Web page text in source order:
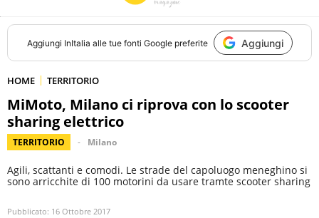
Aggiungi InItalia alle tue fonti Google preferite Aggiungi
HOME TERRITORIO
MiMoto, Milano ci riprova con lo scooter
sharing elettrico
TERRITORIO Milano
Agili, scattanti e comodi. Le strade del capoluogo meneghino si
sono arricchite di 100 motorini da usare tramte scooter sharing
Pubblicato: 16 Ottobre 2017